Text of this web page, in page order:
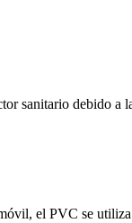
sanitario debido a
el PVC se